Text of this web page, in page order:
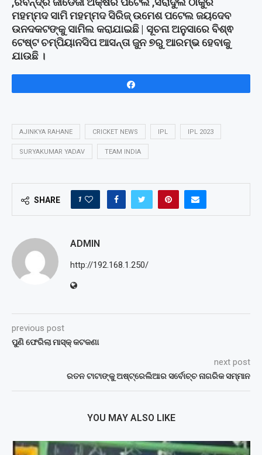
ମହମ୍ମଦ ସାମି ମହମ୍ମଦ ସିରିଜ୍ ଉମେଶ ପଟେଲ ଜୟଦେବ
ଉନଦକଟଙ୍କୁ ସାମିଲ କରାଯାଇଛି | ସୂଚନା ଅନୁସାରେ ବିଶ୍ଵ
ଟେଷ୍ଟ ଚମ୍ପିୟାନସିପ ଆସନ୍ତା ଜୁନ ୭ରୁ ଆରମ୍ଭ ହେବାକୁ
ଯାଉଛି ।
AJINKYA RAHANE CRICKET NEWS IPL IPL 2023
SURYAKUMAR YADAV TEAM INDIA
SHARE 1
ADMIN
http://192.168.1.250/
previous post
ପୁଣି ଫେରିଲା ମାସ୍କ୍ କଟକଣା
next post
ରତନ ଟାଟାଙ୍କୁ ଅଷ୍ଟ୍ରେଲିଆର ସର୍ବୋଚ୍ଚ ନାଗରିକ ସମ୍ମାନ
YOU MAY ALSO LIKE